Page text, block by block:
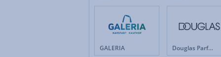
Elektronik & Haushaltgeräte
Energieversorger
Versicherungen & Finanzen
GALERIA Douglas Parfümerie DE